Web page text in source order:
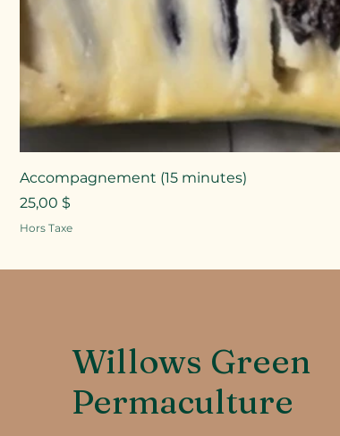
Accompagnement (15 minutes)
Prix
25,00 $
Hors Taxe
Willows Green
Permaculture